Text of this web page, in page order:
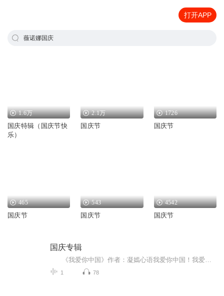
打开APP
薇诺娜国庆
1.6万
国庆特辑（国庆节快
乐）
2.1万
国庆节
1726
国庆节
465
国庆节
543
国庆节
4542
国庆节
国庆专辑
1 78